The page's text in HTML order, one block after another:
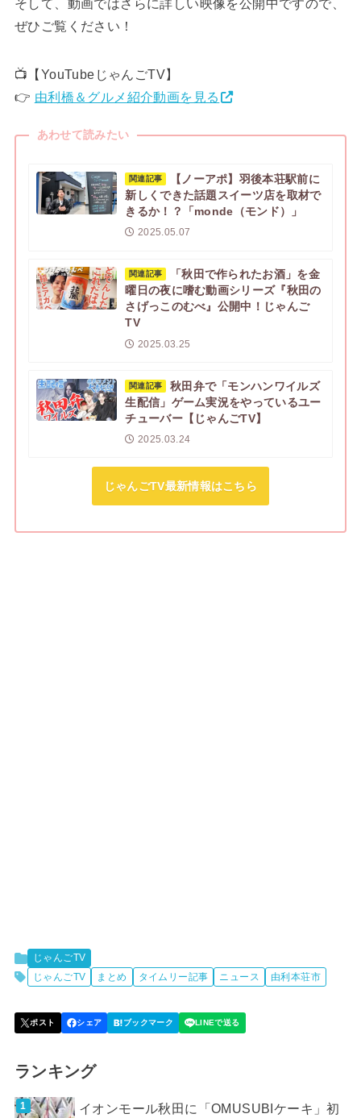
そして、動画ではさらに詳しい映像を公開中ですので、
ぜひご覧ください！
📺【YouTubeじゃんごTV】
👉 由利橋＆グルメ紹介動画を見る
あわせて読みたい
関連記事
【ノーアポ】羽後本荘駅前に
新しくできた話題スイーツ店を取材で
きるか！？「monde（モンド）」
2025.05.07
関連記事
「秋田で作られたお酒」を金
曜日の夜に嗜む動画シリーズ『秋田の
さげっこのむべ』公開中！じゃんご
TV
2025.03.25
関連記事
秋田弁で「モンハンワイルズ
生配信」ゲーム実況をやっているユー
チューバー【じゃんごTV】
2025.03.24
じゃんごTV最新情報はこちら
じゃんごTV
じゃんごTV
まとめ タイムリー記事 ニュース 由利本荘市
ランキング
イオンモール秋田に「OMUSUBIケーキ」初